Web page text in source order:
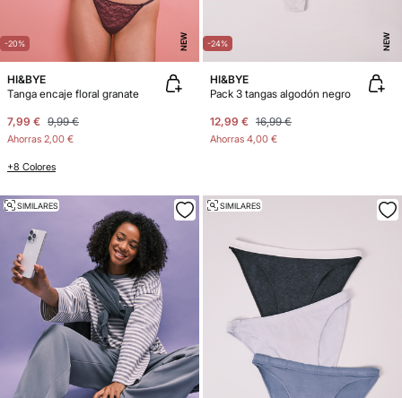
-20% NEW
HI&BYE
Tanga encaje floral granate
7,99 € 9,99 €
Ahorras 2,00 €
+8 Colores
-24% NEW
HI&BYE
Pack 3 tangas algodón negro
12,99 € 16,99 €
Ahorras 4,00 €
SIMILARES SIMILARES